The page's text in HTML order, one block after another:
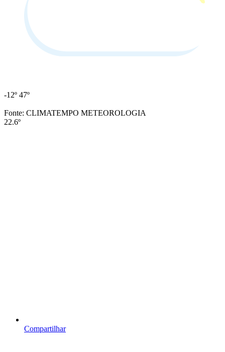
-12º 47º
Fonte: CLIMATEMPO METEOROLOGIA
22.6º
Compartilhar